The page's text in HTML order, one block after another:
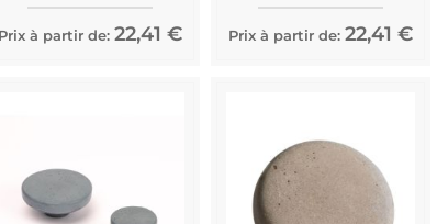
Prix à partir de: 22,41 € Prix à partir de: 22,41 €